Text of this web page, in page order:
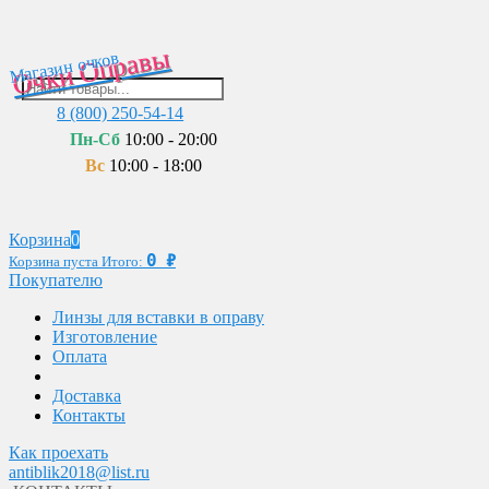
Очки Оправы
Магазин очков
8 (800) 250-54-14
Пн-Сб 10:00 - 20:00
Вс 10:00 - 18:00
Корзина0
Корзина пуста Итого: 0 ₽
Покупателю
Линзы для вставки в оправу
Изготовление
Оплата
Доставка
Контакты
Как проехать
antiblik2018@list.ru